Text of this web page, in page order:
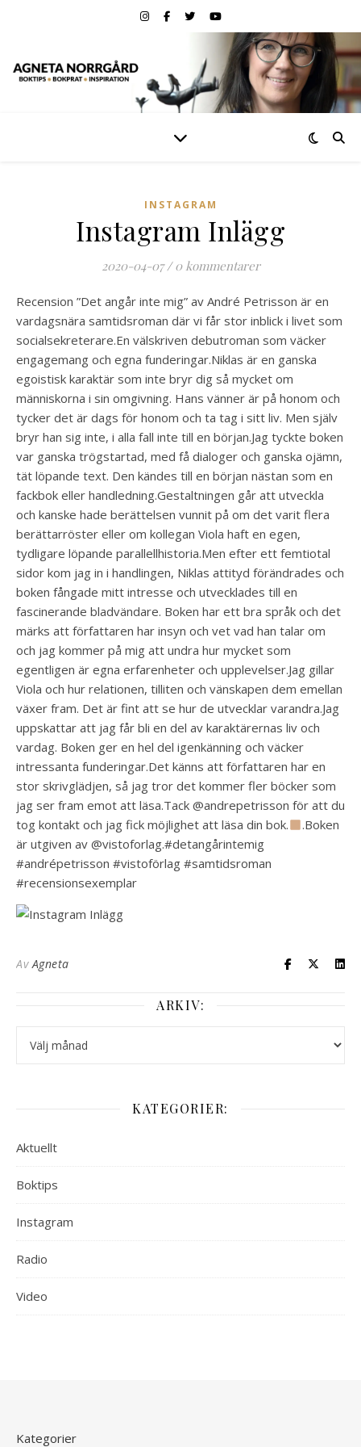
INSTAGRAM
Instagram Inlägg
2020-04-07 / 0 kommentarer
Recension ”Det angår inte mig” av André Petrisson är en
vardagsnära samtidsroman där vi får stor inblick i livet som
socialsekreterare.En välskriven debutroman som väcker
engagemang och egna funderingar.Niklas är en ganska
egoistisk karaktär som inte bryr dig så mycket om
människorna i sin omgivning. Hans vänner är på honom och
tycker det är dags för honom och ta tag i sitt liv. Men själv
bryr han sig inte, i alla fall inte till en början.Jag tyckte boken
var ganska trögstartad, med få dialoger och ganska ojämn,
tät löpande text. Den kändes till en början nästan som en
fackbok eller handledning.Gestaltningen går att utveckla
och kanske hade berättelsen vunnit på om det varit flera
berättarröster eller om kollegan Viola haft en egen,
tydligare löpande parallellhistoria.Men efter ett femtiotal
sidor kom jag in i handlingen, Niklas attityd förändrades och
boken fångade mitt intresse och utvecklades till en
fascinerande bladvändare. Boken har ett bra språk och det
märks att författaren har insyn och vet vad han talar om
och jag kommer på mig att undra hur mycket som
egentligen är egna erfarenheter och upplevelser.Jag gillar
Viola och hur relationen, tilliten och vänskapen dem emellan
växer fram. Det är fint att se hur de utvecklar varandra.Jag
uppskattar att jag får bli en del av karaktärernas liv och
vardag. Boken ger en hel del igenkänning och väcker
intressanta funderingar.Det känns att författaren har en
stor skrivglädjen, så jag tror det kommer fler böcker som
jag ser fram emot att läsa.Tack @andrepetrisson för att du
tog kontakt och jag fick möjlighet att läsa din bok.
.Boken
är utgiven av @vistoforlag.#detangårintemig
#andrépetrisson #vistoförlag #samtidsroman
#recensionsexemplar
AvAgneta
ARKIV:
KATEGORIER:
Aktuellt
Boktips
Instagram
Radio
Video
Kategorier